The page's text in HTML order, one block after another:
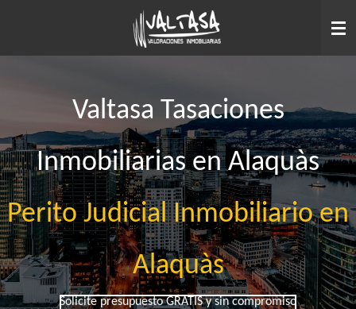
contenido
Valtasa Tasaciones
Inmobiliarias en Alaquàs
Perito Judicial Inmobiliario en
Alaquàs
Solicite presupuesto GRATIS y sin compromiso